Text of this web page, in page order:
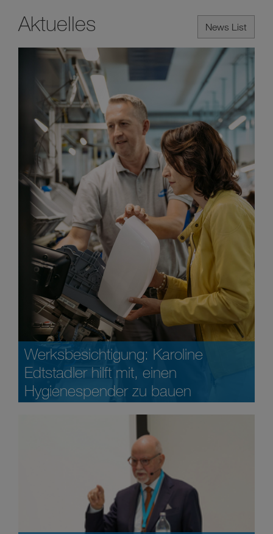
News List
Aktuelles
Werksbesichtigung: Karoline
Edtstadler hilft mit, einen
Hygienespender zu bauen